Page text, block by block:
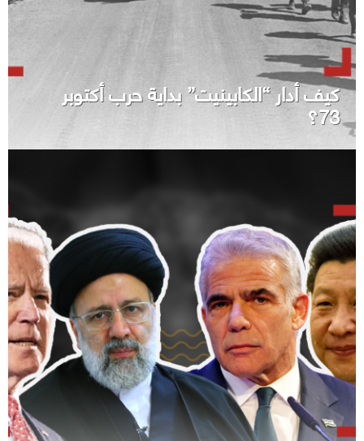
كيف أدار “الكابينيت” بداية حرب أكتوبر
73؟